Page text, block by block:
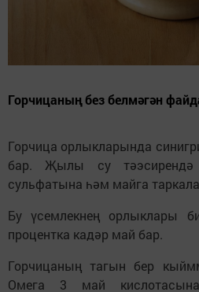
Горчицаның без белмәгән
Горчица орлыкларында
бар. Җылы су тәэсирендә
сульфатына һәм майга
Бу үсемлекнең орлыклары
процентка кадәр май бар.
Горчицаның тагын бер
Омега 3 май